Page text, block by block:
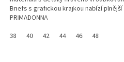
Briefs s grafickou krajkou nabízí
PRIMADONNA
38
40 42 44 46 48